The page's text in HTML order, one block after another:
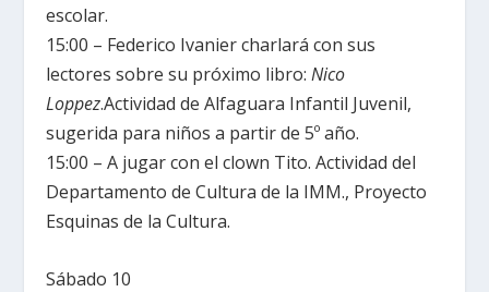
escolar.
15:00 – Federico Ivanier charlará con sus
lectores sobre su próximo libro:Nico
Loppez.Actividad de Alfaguara Infantil Juvenil,
sugerida para niños a partir de 5º año.
15:00 – A jugar con el clown Tito. Actividad del
Departamento de Cultura de la IMM., Proyecto
Esquinas de la Cultura.
Sábado 10